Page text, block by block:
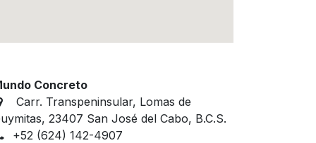
Concreto
Carr. Transpeninsular, Lomas de
23407 San José del Cabo, B.C.S.
+52 (624) 142-4907